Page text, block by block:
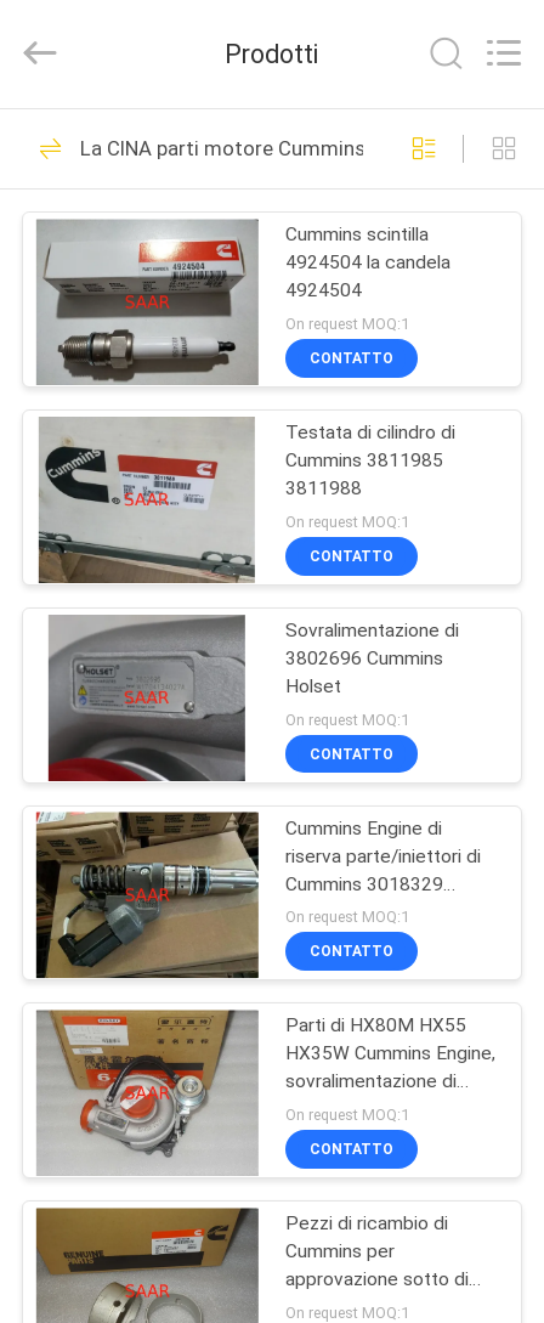
CASA
PRODOTTI
CIRCA
NOI
GIRO
DELLA
FABBRICA
CONTROLLO
DI
QUALITÀ
CONTATTICI
RICHIEDA
UNA
CITAZIONE
MAPPA
DEL
SITO
PRIVACY
Electronic
Limited.
Reserved.
Rexroth pompa
idraulica
919
Rexroth valvole
idrauliche
1032
Elemento filtrante di
Rexroth
Pompa idraulica di
Yuken
Valvola idraulica di
Yuken
88
Prodotti
La CINA parti motore Cummins
Cummins scintilla
4924504 la candela
4924504
On request MOQ:1
CONTATTO
Testata di cilindro di
Cummins 3811985
3811988
On request MOQ:1
CONTATTO
Sovralimentazione di
3802696 Cummins
Holset
On request MOQ:1
CONTATTO
Cummins Engine di
riserva parte/iniettori di
Cummins 3018329
3013728 facoltativi
On request MOQ:1
CONTATTO
Parti di HX80M HX55
HX35W Cummins Engine,
sovralimentazione di
riserva di Cummins
Holset
On request MOQ:1
CONTATTO
Pezzi di ricambio di
Cummins per
approvazione sotto di
rendimento elevato
On request MOQ:1